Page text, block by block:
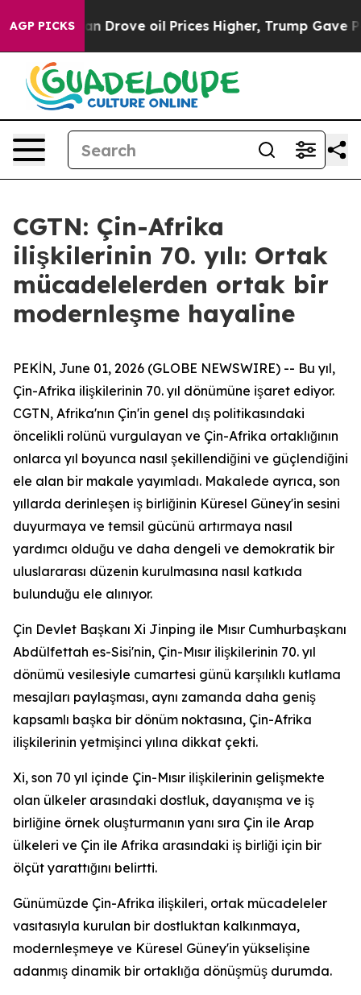
AGP PICKS
With Iran Drove oil Prices Higher, Trump Gave
CGTN: Çin-Afrika
ilişkilerinin 70. yılı: Ortak
mücadelelerden ortak bir
modernleşme hayaline
PEKİN, June 01, 2026 (GLOBE NEWSWIRE) -- Bu yıl,
Çin-Afrika ilişkilerinin 70. yıl dönümüne işaret ediyor.
CGTN, Afrika'nın Çin'in genel dış politikasındaki
öncelikli rolünü vurgulayan ve Çin-Afrika ortaklığının
onlarca yıl boyunca nasıl şekillendiğini ve güçlendiğini
ele alan bir makale yayımladı. Makalede ayrıca, son
yıllarda derinleşen iş birliğinin Küresel Güney'in sesini
duyurmaya ve temsil gücünü artırmaya nasıl
yardımcı olduğu ve daha dengeli ve demokratik bir
uluslararası düzenin kurulmasına nasıl katkıda
bulunduğu ele alınıyor.
Çin Devlet Başkanı Xi Jinping ile Mısır Cumhurbaşkanı
Abdülfettah es-Sisi'nin, Çin-Mısır ilişkilerinin 70. yıl
dönümü vesilesiyle cumartesi günü karşılıklı kutlama
mesajları paylaşması, aynı zamanda daha geniş
kapsamlı başka bir dönüm noktasına, Çin-Afrika
ilişkilerinin yetmişinci yılına dikkat çekti.
Xi, son 70 yıl içinde Çin-Mısır ilişkilerinin gelişmekte
olan ülkeler arasındaki dostluk, dayanışma ve iş
birliğine örnek oluşturmanın yanı sıra Çin ile Arap
ülkeleri ve Çin ile Afrika arasındaki iş birliği için bir
ölçüt yarattığını belirtti.
Günümüzde Çin-Afrika ilişkileri, ortak mücadeleler
vasıtasıyla kurulan bir dostluktan kalkınmaya,
modernleşmeye ve Küresel Güney'in yükselişine
adanmış dinamik bir ortaklığa dönüşmüş durumda.